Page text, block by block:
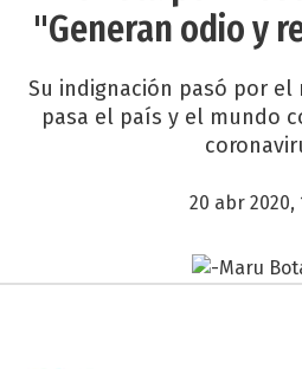
"Generan odio y
Su indignación pasó por
pasa el país y el mundo
20 abr 2020,